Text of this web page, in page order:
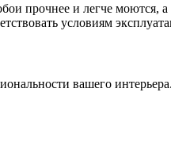
прочнее и легче моются,
условиям
вашего интерьера.